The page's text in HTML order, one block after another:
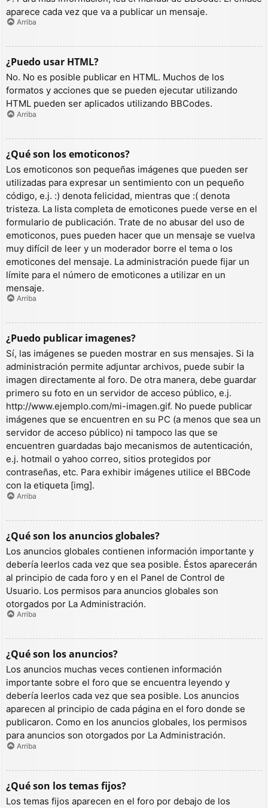
aparece cada vez que va a publicar un mensaje.
Arriba
¿Puedo usar HTML?
No. No es posible publicar en HTML. Muchos de los
formatos y acciones que se pueden ejecutar utilizando
HTML pueden ser aplicados utilizando BBCodes.
Arriba
¿Qué son los emoticonos?
Los emoticonos son pequeñas imágenes que pueden ser
utilizadas para expresar un sentimiento con un pequeño
código, e.j. :) denota felicidad, mientras que :( denota
tristeza. La lista completa de emoticones puede verse en el
formulario de publicación. Trate de no abusar del uso de
emoticonos, pues pueden hacer que un mensaje se vuelva
muy difícil de leer y un moderador borre el tema o los
emoticones del mensaje. La administración puede fijar un
límite para el número de emoticones a utilizar en un
mensaje.
Arriba
¿Puedo publicar imagenes?
Sí, las imágenes se pueden mostrar en sus mensajes. Si la
administración permite adjuntar archivos, puede subir la
imagen directamente al foro. De otra manera, debe guardar
primero su foto en un servidor de acceso público, e.j.
http://www.ejemplo.com/mi-imagen.gif. No puede publicar
imágenes que se encuentren en su PC (a menos que sea un
servidor de acceso público) ni tampoco las que se
encuentren guardadas bajo mecanismos de autenticación,
e.j. hotmail o yahoo correo, sitios protegidos por
contraseñas, etc. Para exhibir imágenes utilice el BBCode
con la etiqueta [img].
Arriba
¿Qué son los anuncios globales?
Los anuncios globales contienen información importante y
debería leerlos cada vez que sea posible. Éstos aparecerán
al principio de cada foro y en el Panel de Control de
Usuario. Los permisos para anuncios globales son
otorgados por La Administración.
Arriba
¿Qué son los anuncios?
Los anuncios muchas veces contienen información
importante sobre el foro que se encuentra leyendo y
debería leerlos cada vez que sea posible. Los anuncios
aparecen al principio de cada página en el foro donde se
publicaron. Como en los anuncios globales, los permisos
para anuncios son otorgados por La Administración.
Arriba
¿Qué son los temas fijos?
Los temas fijos aparecen en el foro por debajo de los